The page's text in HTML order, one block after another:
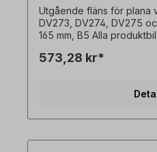
Utgående fläns för plana
DV273, DV274, DV275
165 mm, B5 Alla
573,28 kr*